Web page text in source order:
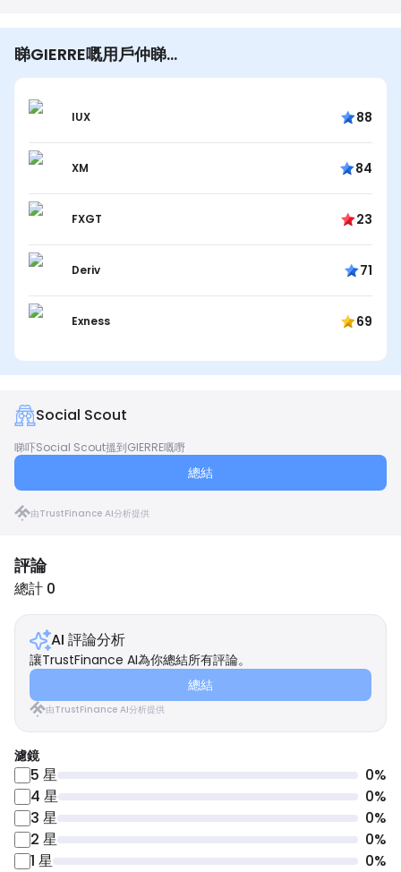
睇GIERRE嘅用戶仲睇…
IUX 88
XM 84
FXGT 23
Deriv 71
Exness 69
Social Scout
睇吓Social Scout搵到GIERRE嘅嘢
總結
由TrustFinance AI分析提供
評論
總計 0
AI 評論分析
讓TrustFinance AI為你總結所有評論。
總結
由TrustFinance AI分析提供
濾鏡
5 星 0%
4 星 0%
3 星 0%
2 星 0%
1 星 0%